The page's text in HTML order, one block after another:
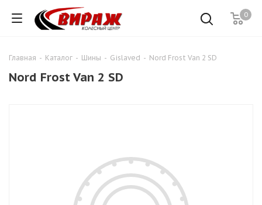
0
Главная - Каталог - Шины - Gislaved - Nord Frost Van 2 SD
Nord Frost Van 2 SD